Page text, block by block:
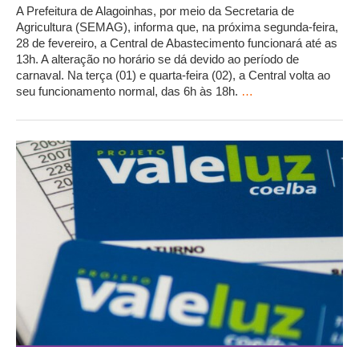
A Prefeitura de Alagoinhas, por meio da Secretaria de
Agricultura (SEMAG), informa que, na próxima segunda-feira,
28 de fevereiro, a Central de Abastecimento funcionará até as
13h. A alteração no horário se dá devido ao período de
carnaval. Na terça (01) e quarta-feira (02), a Central volta ao
seu funcionamento normal, das 6h às 18h. …